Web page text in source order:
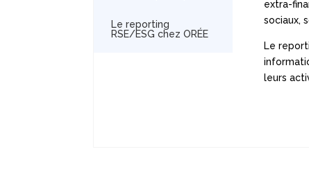
Le reporting
RSE/ESG chez ORÉE
extra-
sociaux,
Le
leurs